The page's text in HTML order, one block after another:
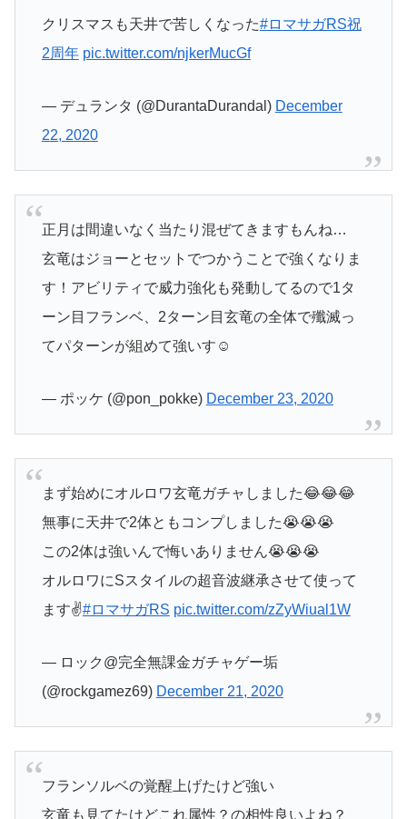
クリスマスも天井で苦しくなった#ロマサガRS祝
2周年 pic.twitter.com/njkerMucGf
— デュランタ (@DurantaDurandal) December
22, 2020
正月は間違いなく当たり混ぜてきますもんね…
玄竜はジョーとセットでつかうことで強くなりま
す！アビリティで威力強化も発動してるので1タ
ーン目フランベ、2ターン目玄竜の全体で殲滅っ
てパターンが組めて強いす☺️
— ポッケ (@pon_pokke) December 23, 2020
まず始めにオルロワ玄竜ガチャしました😂😂😂
無事に天井で2体ともコンプしました😭😭😭
この2体は強いんで悔いありません😭😭😭
オルロワにSスタイルの超音波継承させて使って
ます✌️#ロマサガRS pic.twitter.com/zZyWiual1W
— ロック@完全無課金ガチャゲー垢
(@rockgamez69) December 21, 2020
フランソルベの覚醒上げたけど強い
玄竜も見てたけどこれ属性？の相性良いよね？